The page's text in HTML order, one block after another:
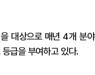
대상으로 매년 4개 분야
급을 부여하고 있다.